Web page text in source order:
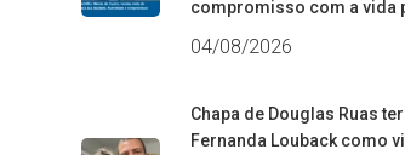
compromisso com a vida
04/08/2026
Chapa de Douglas Ruas
Fernanda Louback como